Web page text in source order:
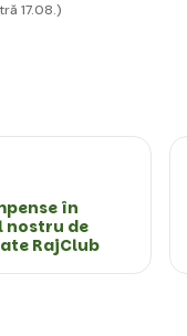
17.08.)
în
nostru de
RajClub